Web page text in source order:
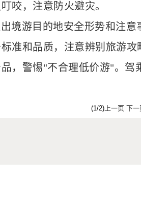
咬，注意防火避灾。
境游目的地安全形势和注意
准和品质，注意辨别旅游攻
，警惕"不合理低价游"。驾
(1/2) 上一页 下一